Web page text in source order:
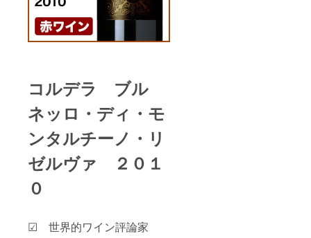
コルデラ ブル
ネッロ・ディ・モ
ンタルチーノ・リ
ゼルヴァ ２０１
０
☑ 世界的ワイン評論家